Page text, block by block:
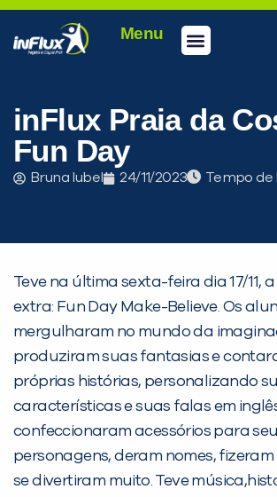
Menu
inFlux Praia da
Fun Day
Bruna Iubel 24/11/2023 Tempo de
Teve na última sexta-feira dia 17/11,
extra: Fun Day Make-Believe. Os
mergulharam no mundo da
produziram suas fantasias e
próprias histórias, personalizando
características e suas falas em
confeccionaram acessórios para
personagens, deram nomes,
se divertiram muito. Teve
PEÇA UMA DEMONSTRAÇÃO DE
Desculpe!
Não encontramos nenhuma
inFlux nesta cidade ou